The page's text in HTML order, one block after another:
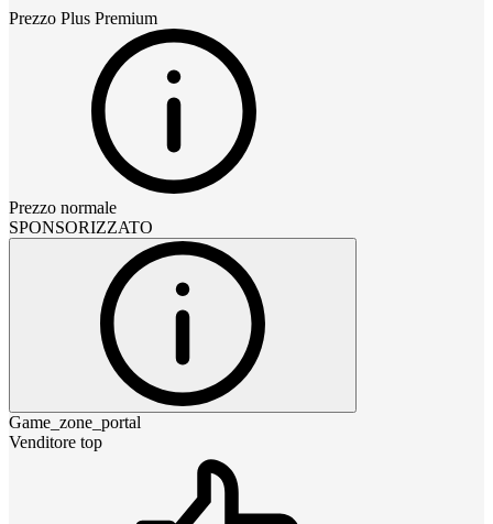
Prezzo Plus Premium
Prezzo normale
SPONSORIZZATO
Game_zone_portal
Venditore top